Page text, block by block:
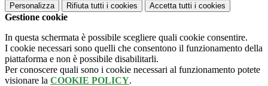
Personalizza Rifiuta tutti i cookies Accetta tutti i cookies
Gestione cookie
In questa schermata è possibile scegliere quali cookie consentire.
I cookie necessari sono quelli che consentono il funzionamento della
piattaforma e non è possibile disabilitarli.
Per conoscere quali sono i cookie necessari al funzionamento potete
visionare la COOKIE POLICY.